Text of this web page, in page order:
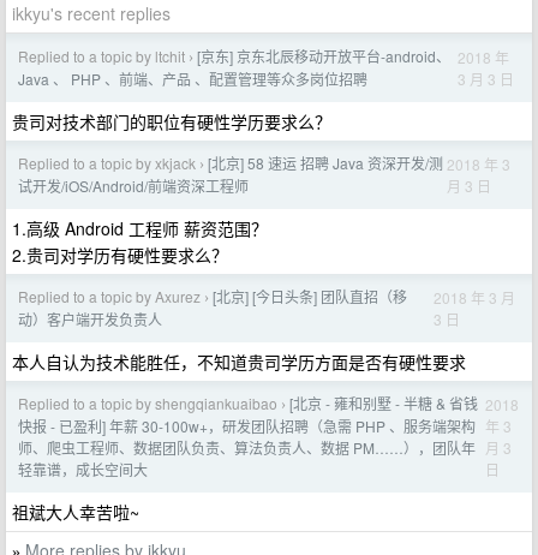
ikkyu's recent replies
Replied to a topic by ltchit › [京东] 京东北辰移动开放平台-android、
Java 、 PHP 、前端、产品 、配置管理等众多岗位招聘
2018 年
3 月 3 日
贵司对技术部门的职位有硬性学历要求么？
Replied to a topic by xkjack › [北京] 58 速运 招聘 Java 资深开发/测
试开发/iOS/Android/前端资深工程师
2018 年 3
月 3 日
1.高级 Android 工程师 薪资范围？
2.贵司对学历有硬性要求么？
Replied to a topic by Axurez › [北京] [今日头条] 团队直招（移
动）客户端开发负责人
2018 年 3 月
3 日
本人自认为技术能胜任，不知道贵司学历方面是否有硬性要求
Replied to a topic by shengqiankuaibao › [北京 - 雍和别墅 - 半糖 & 省钱
快报 - 已盈利] 年薪 30-100w+，研发团队招聘（急需 PHP 、服务端架构
师、爬虫工程师、数据团队负责、算法负责人、数据 PM……），团队年
轻靠谱，成长空间大
2018
年 3
月 3
日
祖斌大人幸苦啦~
More replies by ikkyu